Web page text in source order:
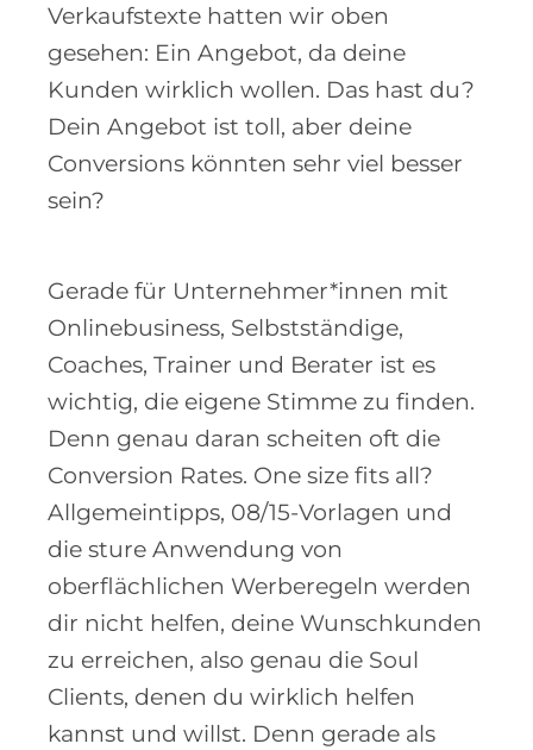
Verkaufstexte hatten wir oben
gesehen: Ein Angebot, da deine
Kunden wirklich wollen. Das hast du?
Dein Angebot ist toll, aber deine
Conversions könnten sehr viel besser
sein?
Gerade für Unternehmer*innen mit
Onlinebusiness, Selbstständige,
Coaches, Trainer und Berater ist es
wichtig, die eigene Stimme zu finden.
Denn genau daran scheiten oft die
Conversion Rates. One size fits all?
Allgemeintipps, 08/15-Vorlagen und
die sture Anwendung von
oberflächlichen Werberegeln werden
dir nicht helfen, deine Wunschkunden
zu erreichen, also genau die Soul
Clients, denen du wirklich helfen
kannst und willst. Denn gerade als